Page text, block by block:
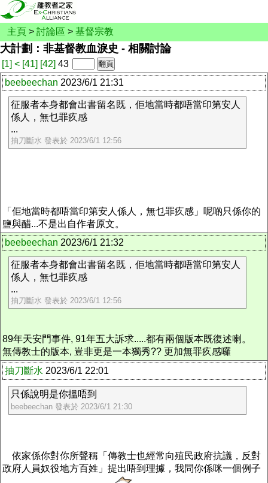
主頁 > 討論區 > 基督宗教
大計劃：非基督教血淚史 - 相關討論
[1] < [41] [42] 43
beebeechan 2023/6/1 21:31
征服者本身都會出書留名既，佢地當時都唔當印第安人
係人，無乜罪疚感
...
抽刀斷水 發表於 2023/6/1 12:56
「佢地當時都唔當印第安人係人，無乜罪疚感」呢啲只係你的
鹽與醋...不是出自作者原文。
beebeechan 2023/6/1 21:32
征服者本身都會出書留名既，佢地當時都唔當印第安人
係人，無乜罪疚感
...
抽刀斷水 發表於 2023/6/1 12:56
89年天安門事件, 91年五大訴求.....都有兩個版本既復述喇。
無傳教士的版本, 豈非更是一本獨秀?? 更加無罪疚感囉
抽刀斷水 2023/6/1 22:01
只係說明是你搵唔到
beebeechan 發表於 2023/6/1 21:30
依家係你對你所聲稱「傳教士也經常向殖民政府抗議，反對
政府人員奴役地方百姓」提出唔到理據，我問你係咪一個例子